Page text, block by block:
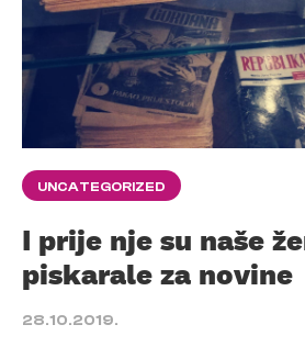
UNCATEGORIZED
I prije nje su naše
piskarale za novine
28.10.2019.